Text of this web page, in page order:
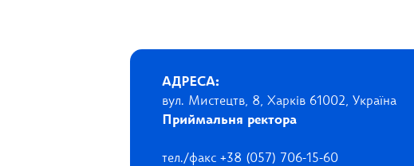
АДРЕСА:
вул. Мистецтв, 8, Харків 61002, Україна
Приймальня ректора
тел./факс +38 (057) 706-15-60